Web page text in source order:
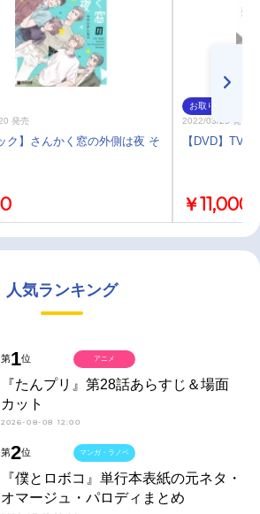
発売
ク】さんかく窓の外側は夜 そ
お取り寄せ
2022/03/25 発売
【DVD】TV
￥11,000
人気ランキング
第1位
『たんプリ』第28話あらすじ＆場面
カット
2026-08-08 12:00
アニメ
第2位
『僕とロボコ』単行本表紙の元ネタ・
オマージュ・パロディまとめ
マンガ・ラノベ